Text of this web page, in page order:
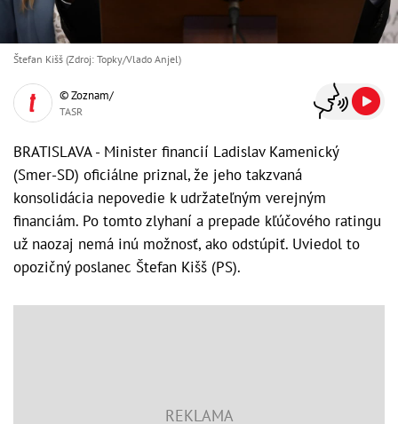
Štefan Kišš (Zdroj: Topky/Vlado Anjel)
© Zoznam/
TASR
BRATISLAVA - Minister financií Ladislav Kamenický
(Smer-SD) oficiálne priznal, že jeho takzvaná
konsolidácia nepovedie k udržateľným verejným
financiám. Po tomto zlyhaní a prepade kľúčového ratingu
už naozaj nemá inú možnosť, ako odstúpiť. Uviedol to
opozičný poslanec Štefan Kišš (PS).